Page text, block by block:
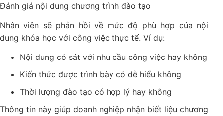
Đánh giá nội dung chương trình đào tạo
Nhân viên sẽ phản hồi về mức độ phù hợp của nội
dung khóa học với công việc thực tế. Ví dụ:
Nội dung có sát với nhu cầu công việc hay không
Kiến thức được trình bày có dễ hiểu không
Thời lượng đào tạo có hợp lý hay không
Thông tin này giúp doanh nghiệp nhận biết liệu chương